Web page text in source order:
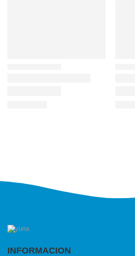
INFORMACION